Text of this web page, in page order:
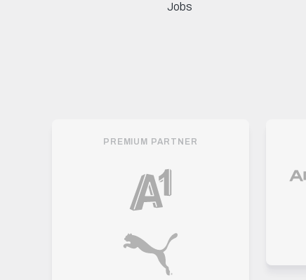
Jobs
PREMIUM PARTNER